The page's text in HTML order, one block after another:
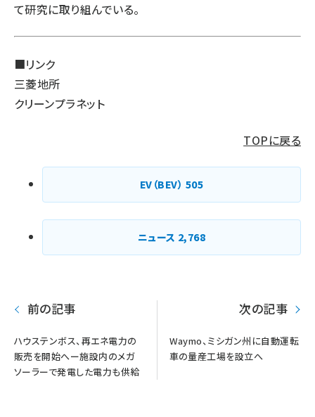
て研究に取り組んでいる。
■リンク
三菱地所
クリーンプラネット
TOPに戻る
EV（BEV） 505
ニュース 2,768
前の記事
ハウステンボス、再エネ電力の
販売を開始へー施設内のメガ
ソーラーで発電した電力も供給
次の記事
Waymo、ミシガン州に自動運転
車の量産工場を設立へ